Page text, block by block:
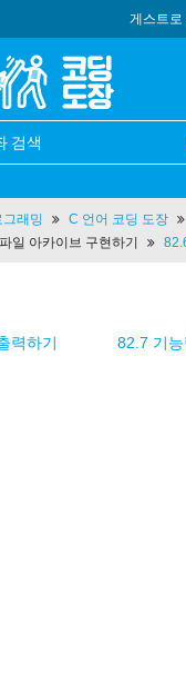
게스트로
그래밍
C 언어 코딩 도장
일 아카이브 구현하기
력하기 82.7 기